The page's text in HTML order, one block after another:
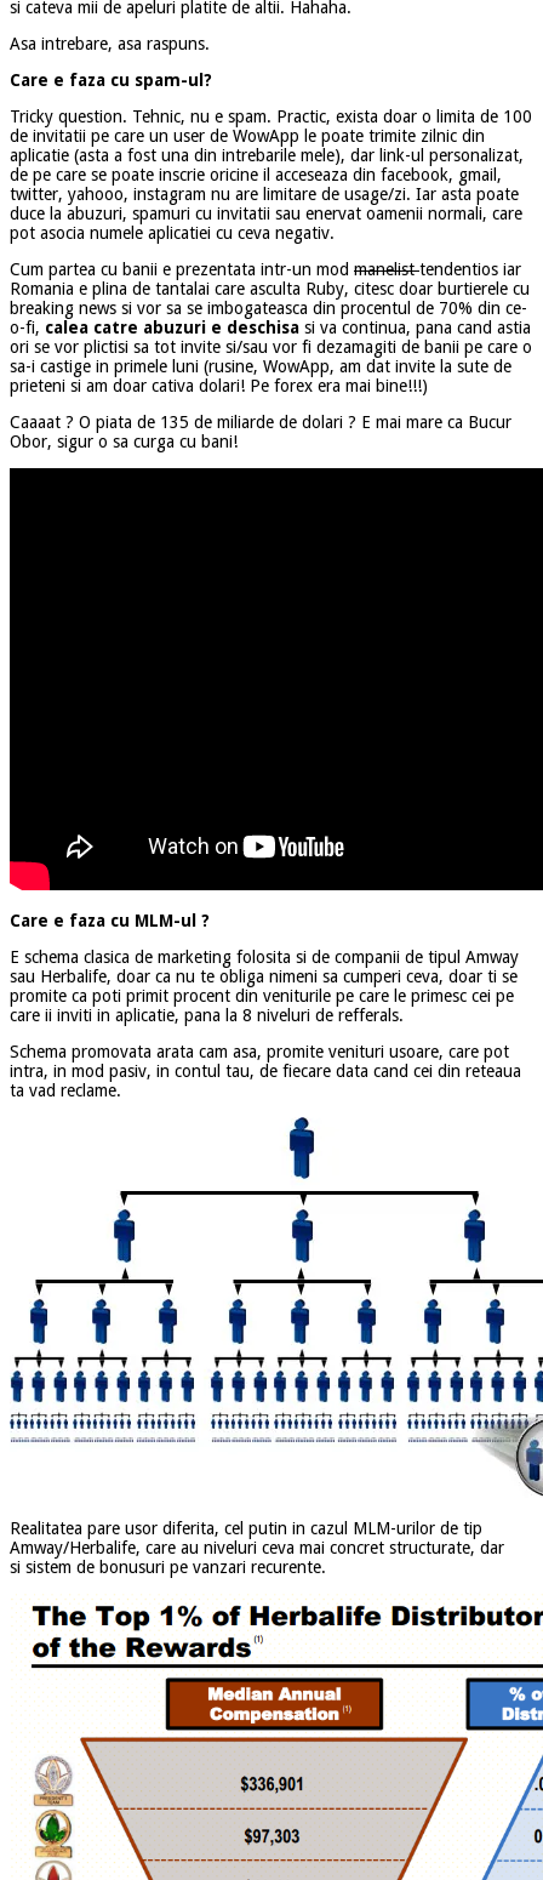
si cateva mii de apeluri platite de altii. Hahaha.
Asa intrebare, asa raspuns.
Care e faza cu spam-ul?
Tricky question. Tehnic, nu e spam. Practic, exista doar o limita de 100
de invitatii pe care un user de WowApp le poate trimite zilnic din
aplicatie (asta a fost una din intrebarile mele), dar link-ul personalizat,
de pe care se poate inscrie oricine il acceseaza din facebook, gmail,
twitter, yahooo, instagram nu are limitare de usage/zi. Iar asta poate
duce la abuzuri, spamuri cu invitatii sau enervat oamenii normali, care
pot asocia numele aplicatiei cu ceva negativ.
Cum partea cu banii e prezentata intr-un mod manelisttendentios iar
Romania e plina de tantalai care asculta Ruby, citesc doar burtierele cu
breaking news si vor sa se imbogateasca din procentul de 70% din ce-
o-fi, calea catre abuzuri e deschisa si va continua, pana cand astia
ori se vor plictisi sa tot invite si/sau vor fi dezamagiti de banii pe care o
sa-i castige in primele luni (rusine, WowApp, am dat invite la sute de
prieteni si am doar cativa dolari! Pe forex era mai bine!!!)
Caaaat ? O piata de 135 de miliarde de dolari ? E mai mare ca Bucur
Obor, sigur o sa curga cu bani!
Care e faza cu MLM-ul ?
E schema clasica de marketing folosita si de companii de tipul Amway
sau Herbalife, doar ca nu te obliga nimeni sa cumperi ceva, doar ti se
promite ca poti primit procent din veniturile pe care le primesc cei pe
care ii inviti in aplicatie, pana la 8 niveluri de refferals.
Schema promovata arata cam asa, promite venituri usoare, care pot
intra, in mod pasiv, in contul tau, de fiecare data cand cei din reteaua
ta vad reclame.
Realitatea pare usor diferita, cel putin in cazul MLM-urilor de tip
Amway/Herbalife, care au niveluri ceva mai concret structurate, dar
si sistem de bonusuri pe vanzari recurente.